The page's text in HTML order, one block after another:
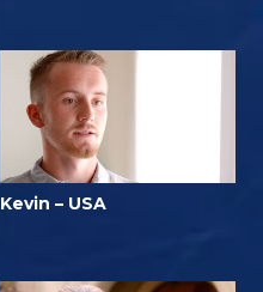
Kevin – USA